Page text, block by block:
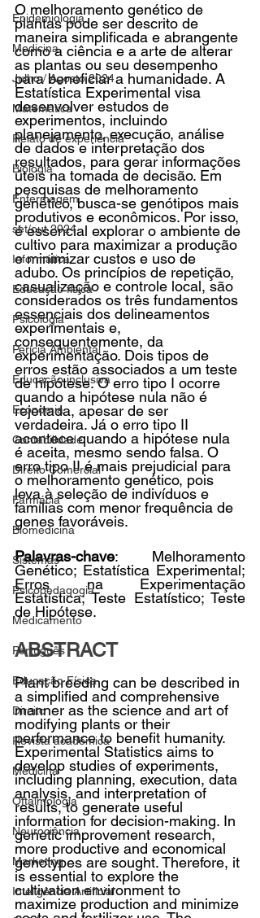
Epidemiologia
Medicina
Julho / Agosto 2024
Matemática
Relato de experiência
Biologia
Enfermagem
set/out 2024
Informática
Educação física
Psicologia
Perícia Ambiental
Educação inclusiva
Economia
Contabilidade
Direito Comercial
Farmácia
Biomedicina
Sistemas
Psicopedagogia
Medicamento
Português
Educação Física
Direito
Revista acadêmica
Medicina
Oftalmologia
Neurociência
Marketing
Inteligência Artificial
O melhoramento genético de
plantas pode ser descrito de
maneira simplificada e abrangente
como a ciência e a arte de alterar
as plantas ou seu desempenho
para beneficiar a humanidade. A
Estatística Experimental visa
desenvolver estudos de
experimentos, incluindo
planejamento, execução, análise
de dados e interpretação dos
resultados, para gerar informações
úteis na tomada de decisão. Em
pesquisas de melhoramento
genético, busca-se genótipos mais
produtivos e econômicos. Por isso,
é essencial explorar o ambiente de
cultivo para maximizar a produção
e minimizar custos e uso de
adubo. Os princípios de repetição,
casualização e controle local, são
considerados os três fundamentos
essenciais dos delineamentos
experimentais e,
consequentemente, da
experimentação. Dois tipos de
erros estão associados a um teste
de hipótese. O erro tipo I ocorre
quando a hipótese nula não é
rejeitada, apesar de ser
verdadeira. Já o erro tipo II
acontece quando a hipótese nula
é aceita, mesmo sendo falsa. O
erro tipo II é mais prejudicial para
o melhoramento genético, pois
leva à seleção de indivíduos e
famílias com menor frequência de
genes favoráveis.
Palavras-chave: Melhoramento
Genético; Estatística Experimental;
Erros na Experimentação
Estatística; Teste Estatístico; Teste
de Hipótese.
ABSTRACT
Plant breeding can be described in
a simplified and comprehensive
manner as the science and art of
modifying plants or their
performance to benefit humanity.
Experimental Statistics aims to
develop studies of experiments,
including planning, execution, data
analysis, and interpretation of
results, to generate useful
information for decision-making. In
genetic improvement research,
more productive and economical
genotypes are sought. Therefore, it
is essential to explore the
cultivation environment to
maximize production and minimize